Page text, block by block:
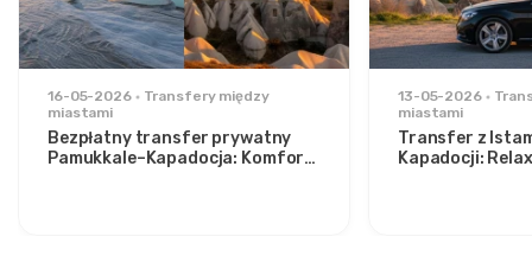
16-05-2026
Transfery między
miastami
Bezpłatny transfer prywatny
Pamukkale–Kapadocja: Komfort
13-05-2026
miastami
Transfer z
Kapadocji: